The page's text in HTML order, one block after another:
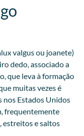
valgus ou joanete)
dedo, associado a
que leva à formação
muitas vezes é
nos Estados Unidos
frequentemente
estreitos e saltos